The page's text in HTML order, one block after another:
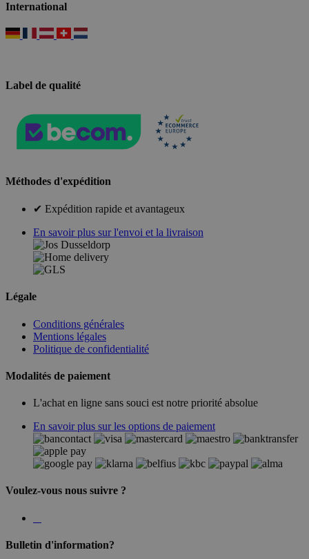
International
Label de qualité
Méthodes d'expédition
✔ Expédition rapide et avantageux
En savoir plus sur l'envoi et la livraison
Légale
Conditions générales
Mentions légales
Politique de confidentialité
Modalités de paiement
L'achat en ligne sans souci est notre priorité absolue
En savoir plus sur les options de paiement
Voulez-vous nous suivre ?
Bulletin d'information?